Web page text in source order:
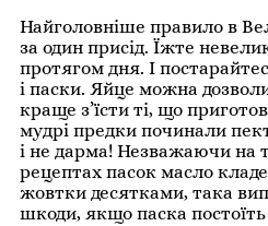
Найголовніше правило в
за один присід. Їжте
протягом дня. І
і паски. Яйце можна
краще з’їсти ті, що
мудрі предки починали
і не дарма! Незважаючи на
рецептах пасок масло
жовтки десятками, така
шкоди, якщо паска постоїть